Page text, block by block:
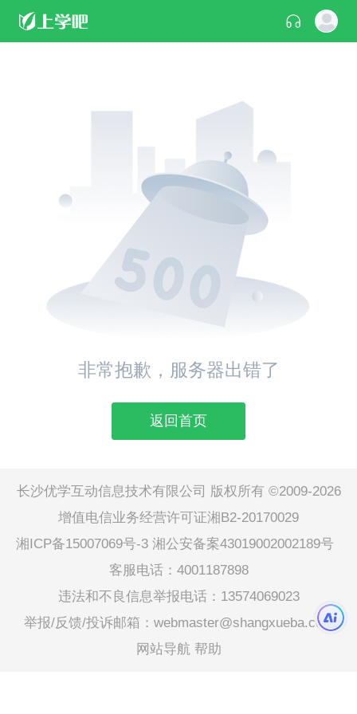
非常抱歉，服务器出错了
返回首页
长沙优学互动信息技术有限公司 版权所有 ©2009-2026
增值电信业务经营许可证湘B2-20170029
湘ICP备15007069号-3 湘公安备案43019002002189号
客服电话：4001187898
违法和不良信息举报电话：13574069023
举报/反馈/投诉邮箱：webmaster@shangxueba.com
网站导航 帮助